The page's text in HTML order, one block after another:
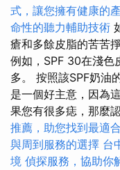
式，讓您擁有健康的
命性的聽力輔助技術
瘡和多餘皮脂的苦苦
例如，SPF 30在淺色
多。 按照該SPF奶油
是一個好主意，因為
果您有很多痣，那麼
推薦，助您找到最適
與周到服務的選擇 台
境 偵探服務，協助你